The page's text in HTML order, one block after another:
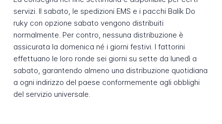
servizi. Il sabato, le spedizioni EMS e i pacchi Balík Do
ruky con opzione sabato vengono distribuiti
normalmente. Per contro, nessuna distribuzione è
assicurata la domenica né i giorni festivi. I fattorini
effettuano le loro ronde sei giorni su sette da lunedì a
sabato, garantendo almeno una distribuzione quotidiana
a ogni indirizzo del paese conformemente agli obblighi
del servizio universale.